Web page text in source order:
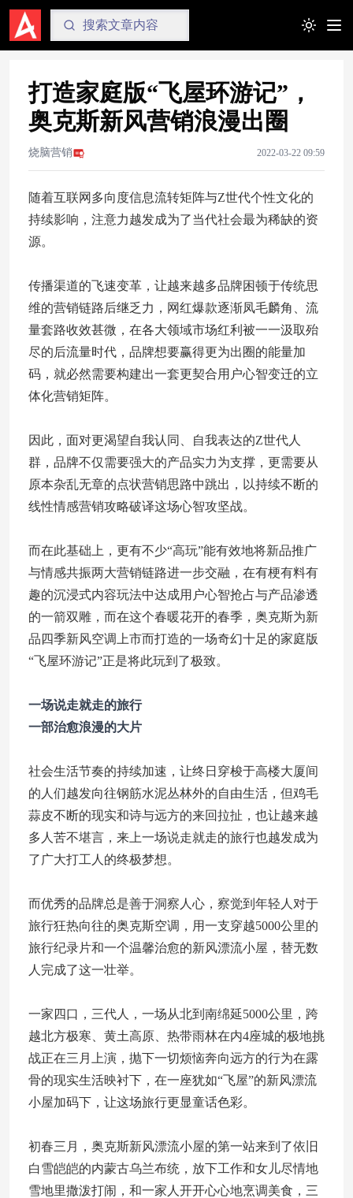
Toggle
打造家庭版“飞屋环游记”，
奥克斯新风营销浪漫出圈
烧脑营销 2022-03-22 09:59
随着互联网多向度信息流转矩阵与Z世代个性文化的
持续影响，注意力越发成为了当代社会最为稀缺的资
源。
传播渠道的飞速变革，让越来越多品牌困顿于传统思
维的营销链路后继乏力，网红爆款逐渐凤毛麟角、流
量套路收效甚微，在各大领域市场红利被一一汲取殆
尽的后流量时代，品牌想要赢得更为出圈的能量加
码，就必然需要构建出一套更契合用户心智变迁的立
体化营销矩阵。
因此，面对更渴望自我认同、自我表达的Z世代人
群，品牌不仅需要强大的产品实力为支撑，更需要从
原本杂乱无章的点状营销思路中跳出，以持续不断的
线性情感营销攻略破译这场心智攻坚战。
而在此基础上，更有不少“高玩”能有效地将新品推广
与情感共振两大营销链路进一步交融，在有梗有料有
趣的沉浸式内容玩法中达成用户心智抢占与产品渗透
的一箭双雕，而在这个春暖花开的春季，奥克斯为新
品四季新风空调上市而打造的一场奇幻十足的家庭版
“飞屋环游记”正是将此玩到了极致。
一场说走就走的旅行
一部治愈浪漫的大片
社会生活节奏的持续加速，让终日穿梭于高楼大厦间
的人们越发向往钢筋水泥丛林外的自由生活，但鸡毛
蒜皮不断的现实和诗与远方的来回拉扯，也让越来越
多人苦不堪言，来上一场说走就走的旅行也越发成为
了广大打工人的终极梦想。
而优秀的品牌总是善于洞察人心，察觉到年轻人对于
旅行狂热向往的奥克斯空调，用一支穿越5000公里的
旅行纪录片和一个温馨治愈的新风漂流小屋，替无数
人完成了这一壮举。
一家四口，三代人，一场从北到南绵延5000公里，跨
越北方极寒、黄土高原、热带雨林在内4座城的极地挑
战正在三月上演，抛下一切烦恼奔向远方的行为在露
骨的现实生活映衬下，在一座犹如“飞屋”的新风漂流
小屋加码下，让这场旅行更显童话色彩。
初春三月，奥克斯新风漂流小屋的第一站来到了依旧
白雪皑皑的内蒙古乌兰布统，放下工作和女儿尽情地
雪地里撒泼打闹，和一家人开开心心地烹调美食，三